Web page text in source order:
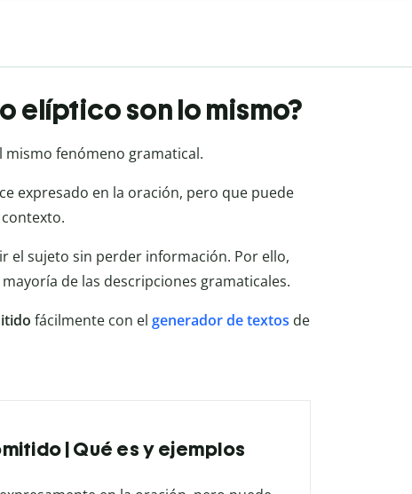
elíptico son lo mismo?
mismo fenómeno gramatical.
expresado en la oración, pero que puede
el sujeto sin perder información. Por ello,
de las descripciones gramaticales.
fácilmente con el generador de textos de
| Qué es y ejemplos